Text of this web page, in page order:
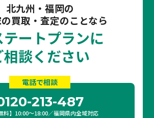
北九州・福岡の
買取・査定のことなら
テートプランに
相談ください
電話で相談
213-487
料】10:00〜18:00／福岡県内全域対応